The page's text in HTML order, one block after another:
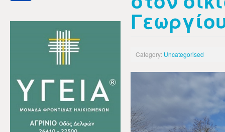
Category: Uncategorised